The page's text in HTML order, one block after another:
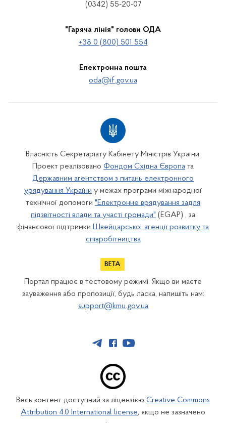
(0342) 55-20-07
"Гаряча лінія" голови ОДА
+38 0 (800) 501 554
Електронна пошта
oda@if.gov.ua
Власність Секретаріату Кабінету Міністрів України.
Проект реалізовано Фондом Східна Європа та
Державним агентством з питань електронного
урядування України у межах програми міжнародної
технічної допомоги "Електронне врядування задля
підзвітності влади та участі громади" (EGAP) , за
фінансової підтримки Швейцарської агенції розвитку та
співробітництва
Портал працює в тестовому режимі. Якщо ви маєте
зауваження або пропозиції, будь ласка, напишіть нам:
support@kmu.gov.ua
Весь контент доступний за ліцензією Creative Commons
Attribution 4.0 International license, якщо не зазначено